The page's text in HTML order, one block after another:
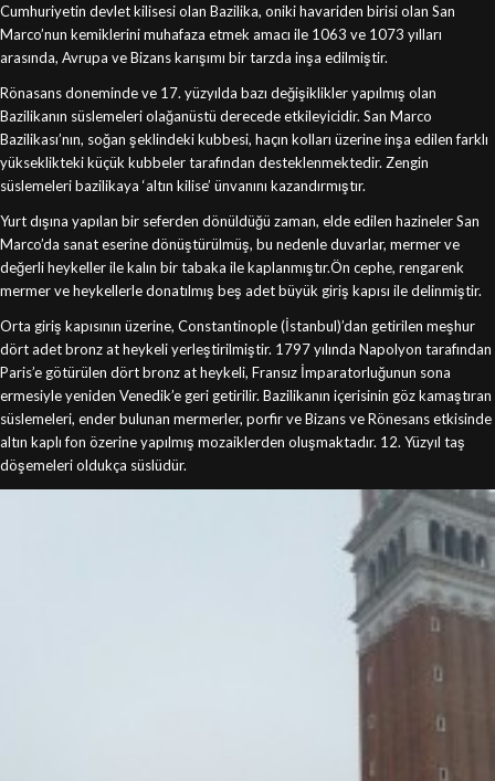
Cumhuriyetin devlet kilisesi olan Bazilika, oniki havariden birisi olan San
Marco’nun kemiklerini muhafaza etmek amacı ile 1063 ve 1073 yılları
arasında, Avrupa ve Bizans karışımı bir tarzda inşa edilmiştir.
Rönasans doneminde ve 17. yüzyılda bazı değişiklikler yapılmış olan
Bazilikanın süslemeleri olağanüstü derecede etkileyicidir. San Marco
Bazilikası’nın, soğan şeklindeki kubbesi, haçın kolları üzerine inşa edilen farklı
yükseklikteki küçük kubbeler tarafından desteklenmektedir. Zengin
süslemeleri bazilikaya ‘altın kilise’ ünvanını kazandırmıştır.
Yurt dışına yapılan bir seferden dönüldüğü zaman, elde edilen hazineler San
Marco’da sanat eserine dönüştürülmüş, bu nedenle duvarlar, mermer ve
değerli heykeller ile kalın bir tabaka ile kaplanmıştır.Ön cephe, rengarenk
mermer ve heykellerle donatılmış beş adet büyük giriş kapısı ile delinmiştir.
Orta giriş kapısının üzerine, Constantinople (İstanbul)’dan getirilen meşhur
dört adet bronz at heykeli yerleştirilmiştir. 1797 yılında Napolyon tarafından
Paris’e götürülen dört bronz at heykeli, Fransız İmparatorluğunun sona
ermesiyle yeniden Venedik’e geri getirilir. Bazilikanın içerisinin göz kamaştıran
süslemeleri, ender bulunan mermerler, porfir ve Bizans ve Rönesans etkisinde
altın kaplı fon özerine yapılmış mozaiklerden oluşmaktadır. 12. Yüzyıl taş
döşemeleri oldukça süslüdür.